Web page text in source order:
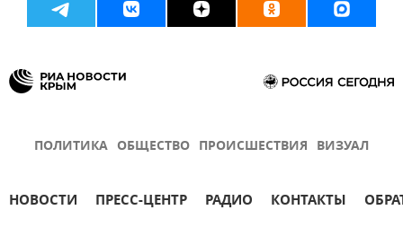
ПОЛИТИКА ОБЩЕСТВО ПРОИСШЕСТВИЯ ВИЗУАЛ
НОВОСТИ ПРЕСС-ЦЕНТР РАДИО КОНТАКТЫ